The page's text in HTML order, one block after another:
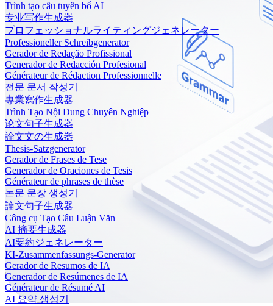
Trình tạo câu tuyên bố AI
专业写作生成器
プロフェッショナルライティングジェネレーター
Professioneller Schreibgenerator
Gerador de Redação Profissional
Generador de Redacción Profesional
Générateur de Rédaction Professionnelle
전문 문서 작성기
專業寫作生成器
Trình Tạo Nội Dung Chuyên Nghiệp
论文句子生成器
論文文の生成器
Thesis-Satzgenerator
Gerador de Frases de Tese
Generador de Oraciones de Tesis
Générateur de phrases de thèse
논문 문장 생성기
論文句子生成器
Công cụ Tạo Câu Luận Văn
AI 摘要生成器
AI要約ジェネレーター
KI-Zusammenfassungs-Generator
Gerador de Resumos de IA
Generador de Resúmenes de IA
Générateur de Résumé AI
AI 요약 생성기